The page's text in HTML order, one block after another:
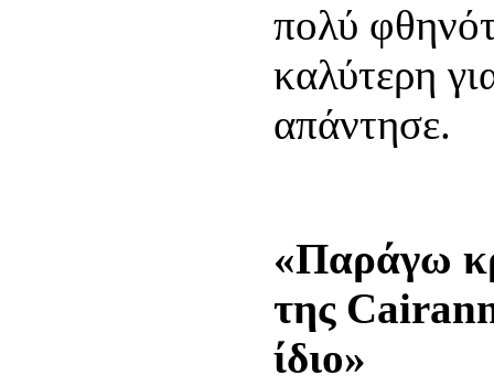
πολύ
καλύτερη
απάντησε.
«Παράγω
της
ίδιο»